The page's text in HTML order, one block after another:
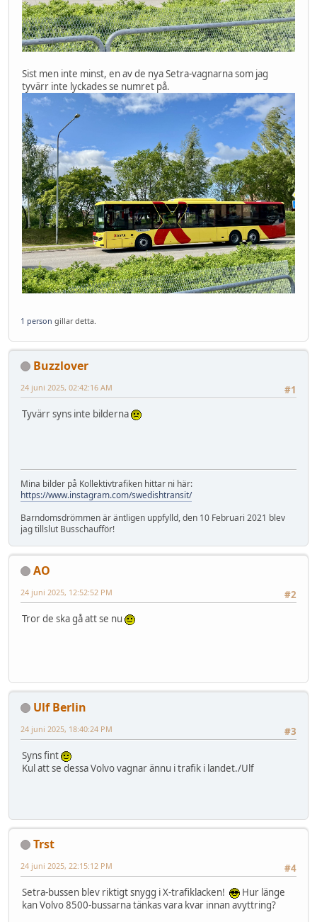
Sist men inte minst, en av de nya Setra-vagnarna som jag
tyvärr inte lyckades se numret på.
1 person gillar detta.
Buzzlover
#1
24 juni 2025, 02:42:16 AM
Tyvärr syns inte bilderna
Mina bilder på Kollektivtrafiken hittar ni här:
https://www.instagram.com/swedishtransit/
Barndomsdrömmen är äntligen uppfylld, den 10 Februari 2021 blev
jag tillslut Busschaufför!
AO
#2
24 juni 2025, 12:52:52 PM
Tror de ska gå att se nu
Ulf Berlin
#3
24 juni 2025, 18:40:24 PM
Syns fint
Kul att se dessa Volvo vagnar ännu i trafik i landet./Ulf
Trst
#4
24 juni 2025, 22:15:12 PM
Setra-bussen blev riktigt snygg i X-trafiklacken!
Hur länge
kan Volvo 8500-bussarna tänkas vara kvar innan avyttring?